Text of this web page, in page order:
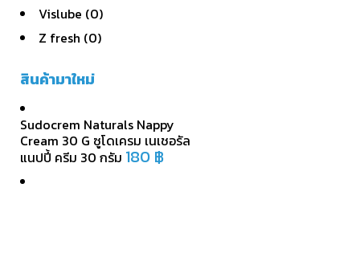
Vislube (0)
Z fresh (0)
สินค้ามาใหม่
Sudocrem Naturals Nappy
Cream 30 G ซูโดเครม เนเชอรัล
แนปปี้ ครีม 30 กรัม 180 ฿